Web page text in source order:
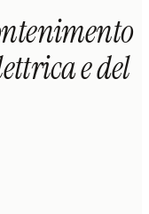
e del